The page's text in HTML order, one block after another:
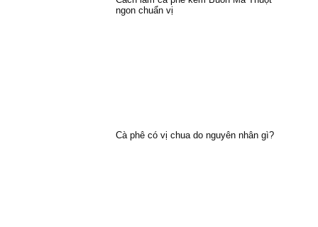
ngon chuẩn vị
Cà phê có vị chua do nguyên nhân gì?